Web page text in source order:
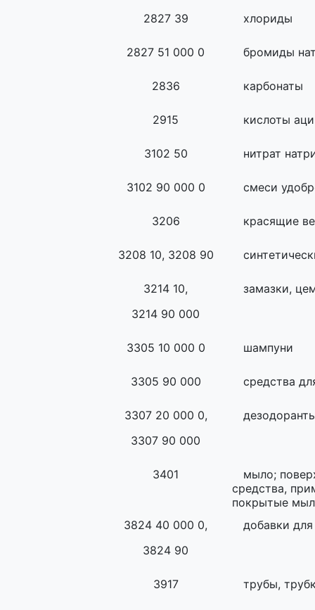
2827 39 хлориды
2827 51 000 0 бромиды
2836 карбонаты
2915 кислоты
3102 50 нитрат
3102 90 000 0 смеси
3206 красящие
3208 10, 3208 90
3214 10,
3214 90 000
замазки,
3305 10 000 0 шампуни
3305 90 000 средства
3307 20 000 0,
3307 90 000
3401
мыло;
средства,
покрытые
3824 40 000 0,
3824 90
добавки
3917 трубы,